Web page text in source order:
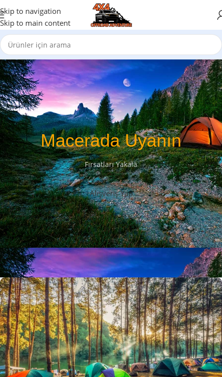
Skip to navigation
Skip to main content
Macerada Uyanın
Fırsatları Yakala
Alışveriş Yap